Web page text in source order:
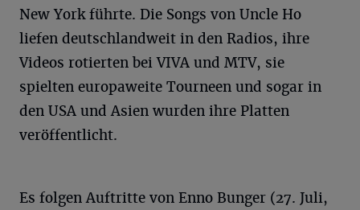
New York führte. Die Songs von Uncle Ho
liefen deutschlandweit in den Radios, ihre
Videos rotierten bei VIVA und MTV, sie
spielten europaweite Tourneen und sogar in
den USA und Asien wurden ihre Platten
veröffentlicht.
Es folgen Auftritte von Enno Bunger (27. Juli,